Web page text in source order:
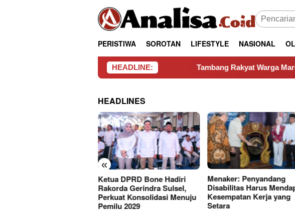
PERISTIWA SOROTAN LIFESTYLE NASIONAL
HEADLINE: Tambang Rakyat Warga Marinding
HEADLINES
«
Ketua DPRD Bone Hadiri
Rakorda Gerindra Sulsel,
Perkuat Konsolidasi Menuju
Pemilu 2029
Menaker: Penyandang
Disabilitas Harus
Kesempatan Kerja yang
Setara